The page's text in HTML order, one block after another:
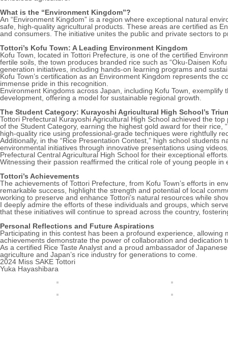
What is the “Environment Kingdom”?
An “Environment Kingdom” is a region where exceptional natural
safe, high-quality agricultural products. These areas are certified as
and consumers. The initiative unites the public and private sectors to
Tottori’s Kofu Town: A Leading Environment Kingdom
Kofu Town, located in Tottori Prefecture, is one of the certified
fertile soils, the town produces branded rice such as “Oku-Daisen
generation initiatives, including hands-on learning programs and
Kofu Town’s certification as an Environment Kingdom represents the
immense pride in this recognition.
Environment Kingdoms across Japan, including Kofu Town,
development, offering a model for sustainable regional growth.
The Student Category: Kurayoshi Agricultural High School’s
Tottori Prefectural Kurayoshi Agricultural High School achieved the
of the Student Category, earning the highest gold award for their rice,
high-quality rice using professional-grade techniques were rightfully
Additionally, in the “Rice Presentation Contest,” high school students
environmental initiatives through innovative presentations using
Prefectural Central Agricultural High School for their exceptional
Witnessing their passion reaffirmed the critical role of young people
Tottori’s Achievements
The achievements of Tottori Prefecture, from Kofu Town’s efforts in
remarkable success, highlight the strength and potential of local
working to preserve and enhance Tottori’s natural resources while
I deeply admire the efforts of these individuals and groups, which
that these initiatives will continue to spread across the country,
Personal Reflections and Future Aspirations
Participating in this contest has been a profound experience,
achievements demonstrate the power of collaboration and dedication
As a certified Rice Taste Analyst and a proud ambassador of
agriculture and Japan’s rice industry for generations to come.
2024 Miss SAKE Tottori
Yuka Hayashibara